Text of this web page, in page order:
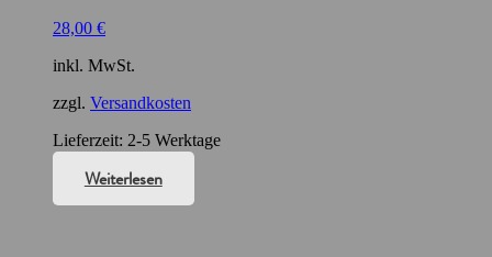
28,00 €
inkl. MwSt.
zzgl. Versandkosten
Lieferzeit: 2-5 Werktage
Weiterlesen